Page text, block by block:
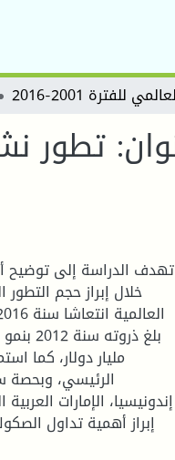
تهدف الدراسة إلى توضيح
خلال إبراز حجم
مليار دولار، كما
إندونيسيا، الإمارات
إبراز أهمية تداول